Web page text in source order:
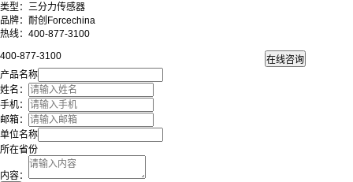
类型：三分力传感器
品牌：耐创Forcechina
热线：400-877-3100
400-877-3100
产品名称
姓名：
手机：
邮箱：
单位名称
所在省份
内容：